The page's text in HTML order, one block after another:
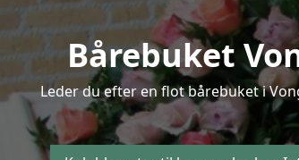
Bårebuket
Leder du efter en flot bårebuket i